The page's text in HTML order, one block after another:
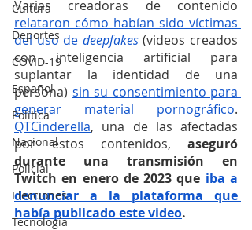
Cultura
Deportes
COVID-19
Español
Política
Nacional
Policial
Elecciones
Tecnología
relataron cómo habían sido víctimas
del uso de deepfakes (videos creados
con inteligencia artificial para
suplantar la identidad de una
persona) sin su consentimiento para
generar material pornográfico
QTCinderella, una de las afectadas
por estos contenidos, aseguró
durante una transmisión en
Twitch en enero de 2023 que iba a
denunciar a la plataforma que
había publicado este video.